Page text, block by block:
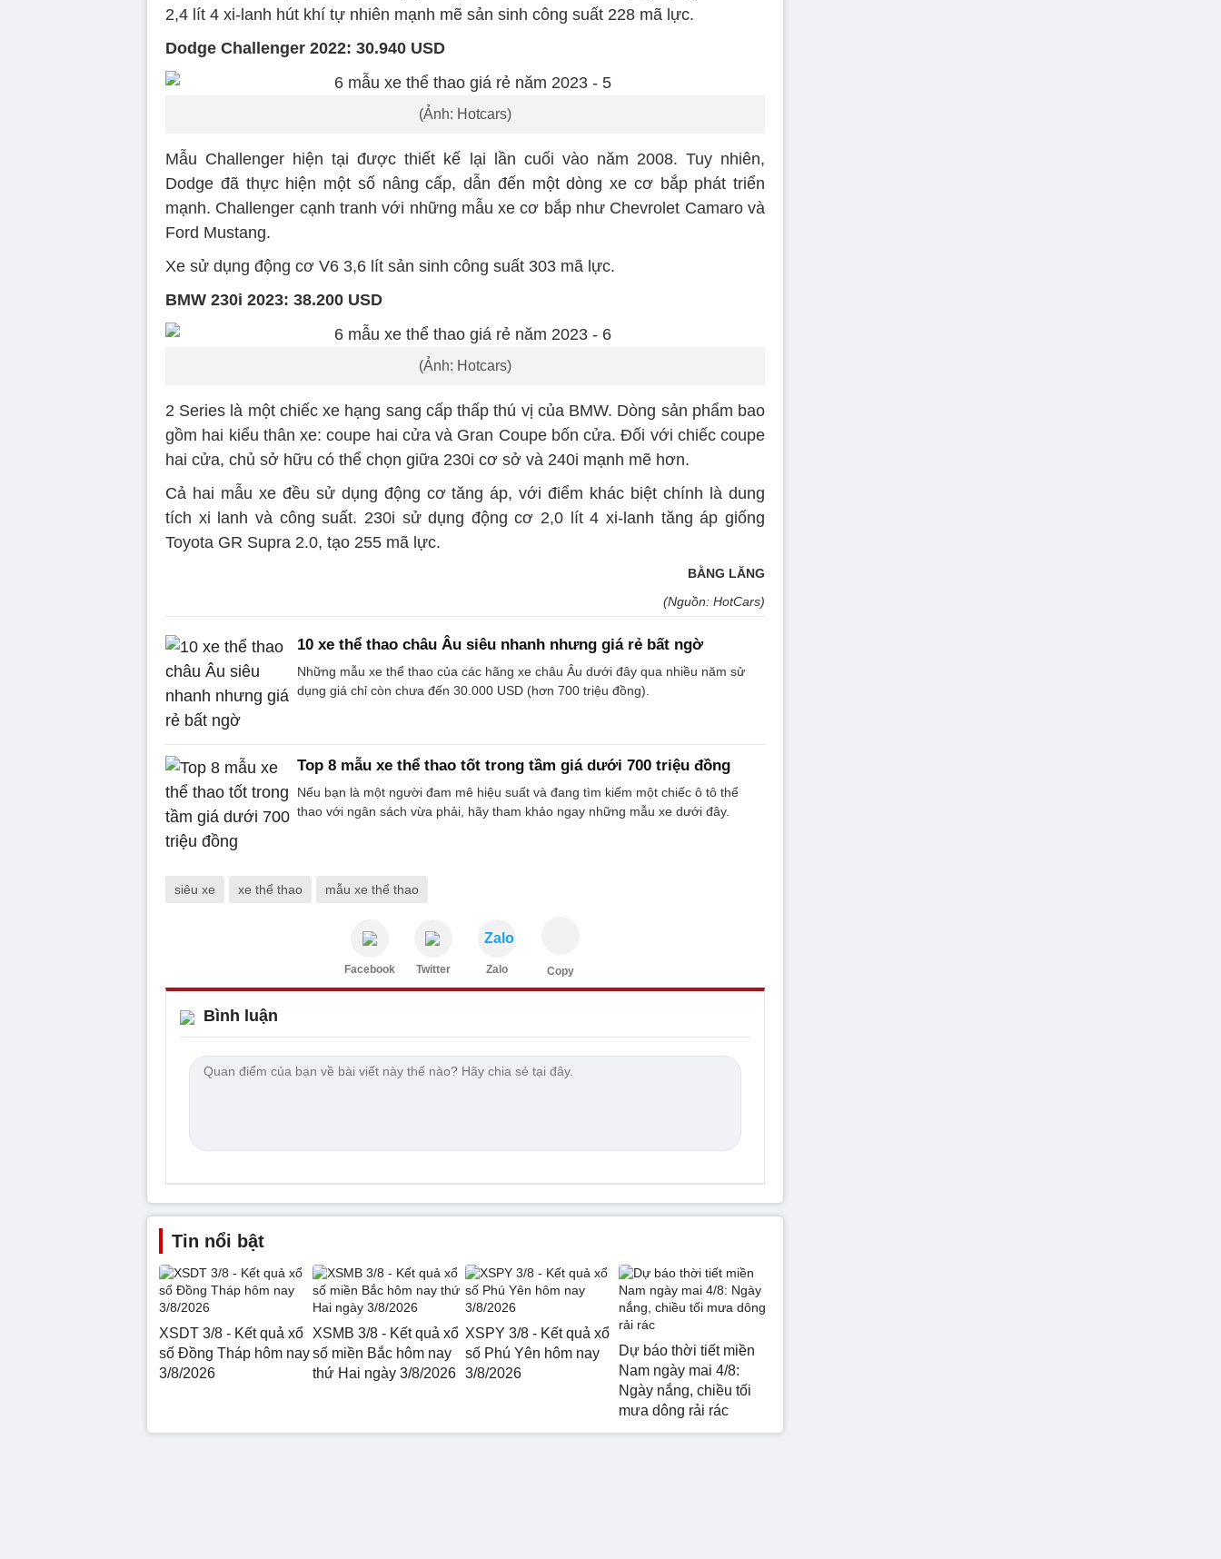
2,4 lít 4 xi-lanh hút khí tự nhiên mạnh mẽ sản sinh công suất 228 mã lực.
Dodge Challenger 2022: 30.940 USD
(Ảnh: Hotcars)
Mẫu Challenger hiện tại được thiết kế lại lần cuối vào năm 2008. Tuy nhiên,
Dodge đã thực hiện một số nâng cấp, dẫn đến một dòng xe cơ bắp phát triển
mạnh. Challenger cạnh tranh với những mẫu xe cơ bắp như Chevrolet Camaro và
Ford Mustang.
Xe sử dụng động cơ V6 3,6 lít sản sinh công suất 303 mã lực.
BMW 230i 2023: 38.200 USD
(Ảnh: Hotcars)
2 Series là một chiếc xe hạng sang cấp thấp thú vị của BMW. Dòng sản phẩm bao
gồm hai kiểu thân xe: coupe hai cửa và Gran Coupe bốn cửa. Đối với chiếc coupe
hai cửa, chủ sở hữu có thể chọn giữa 230i cơ sở và 240i mạnh mẽ hơn.
Cả hai mẫu xe đều sử dụng động cơ tăng áp, với điểm khác biệt chính là dung
tích xi lanh và công suất. 230i sử dụng động cơ 2,0 lít 4 xi-lanh tăng áp giống
Toyota GR Supra 2.0, tạo 255 mã lực.
BẰNG LĂNG
(Nguồn: HotCars)
10 xe thể thao châu Âu siêu nhanh nhưng giá rẻ bất ngờ
Những mẫu xe thể thao của các hãng xe châu Âu dưới đây qua nhiều năm sử
dụng giá chỉ còn chưa đến 30.000 USD (hơn 700 triệu đồng).
Top 8 mẫu xe thể thao tốt trong tầm giá dưới 700 triệu đồng
Nếu bạn là một người đam mê hiệu suất và đang tìm kiếm một chiếc ô tô thể
thao với ngân sách vừa phải, hãy tham khảo ngay những mẫu xe dưới đây.
siêu xe xe thể thao mẫu xe thể thao
Facebook Twitter
Zalo
Zalo Copy
Bình luận
Tin nổi bật
XSDT 3/8 - Kết quả xổ
số Đồng Tháp hôm nay
3/8/2026
XSMB 3/8 - Kết quả xổ
số miền Bắc hôm nay
thứ Hai ngày 3/8/2026
XSPY 3/8 - Kết quả xổ
số Phú Yên hôm nay
3/8/2026
Dự báo thời tiết miền
Nam ngày mai 4/8:
Ngày nắng, chiều tối
mưa dông rải rác